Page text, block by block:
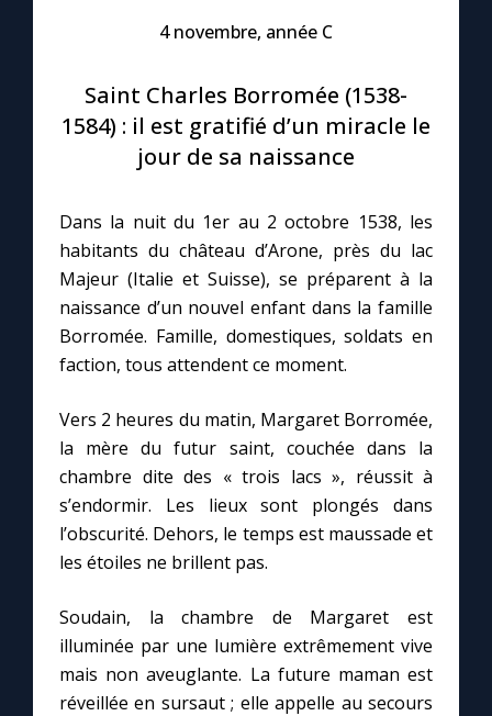
Le compte Tiktok
Le site internet
Questions-réponses
Avec Thérèse de Lisieux
L'Évangile chaque jour
Les premiers samedis du mois
Marie qui défait les nœuds
Me consacrer à Jésus par Marie
4 novembre, année C
Saint Charles Borromée (1538-
1584) : il est gratifié d’un miracle le
jour de sa naissance
Dans la nuit du 1er au 2 octobre 1538, les
habitants du château d’Arone, près du lac
Majeur (Italie et Suisse), se préparent à la
naissance d’un nouvel enfant dans la famille
Borromée. Famille, domestiques, soldats en
faction, tous attendent ce moment.
Vers 2 heures du matin, Margaret Borromée,
la mère du futur saint, couchée dans la
chambre dite des « trois lacs », réussit à
s’endormir. Les lieux sont plongés dans
l’obscurité. Dehors, le temps est maussade et
les étoiles ne brillent pas.
Soudain, la chambre de Margaret est
illuminée par une lumière extrêmement vive
mais non aveuglante. La future maman est
réveillée en sursaut ; elle appelle au secours